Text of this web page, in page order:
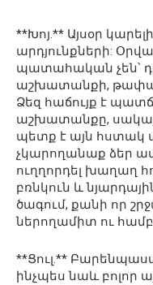
**Խոյ.** Այսօր
արդյունքների:
պատահական չեն՝
աշխատանքի, թափած
Ձեզ հաճույք է
աշխատանքը,
պետք է այն հստակ
չկարողանաք ձեր
ուղղորդել խաղաղ
բռնկուն և
ծագում, քանի որ
ներողամիտ ու
**Ցուլ.**
ինչպես նաև բոլոր